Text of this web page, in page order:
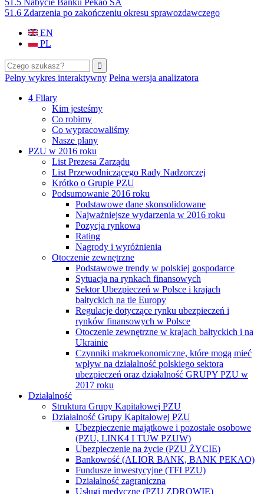
51.6 Zdarzenia po zakończeniu okresu sprawozdawczego
EN
PL
Formularz wyszukiwania
Szukaj
Pełny wykres interaktywny Pełna wersja analizatora
4 Filary
Kim jesteśmy
Co robimy
Co wypracowaliśmy
Nasze plany
PZU w 2016 roku
List Prezesa Zarządu
List Przewodniczącego Rady Nadzorczej
Krótko o Grupie PZU
Podsumowanie 2016 roku
Podstawowe dane skonsolidowane
Najważniejsze wydarzenia w 2016 roku
Pozycja rynkowa
Rating
Nagrody i wyróżnienia
Otoczenie zewnętrzne
Podstawowe trendy w polskiej gospodarce
Sytuacja na rynkach finansowych
Sektor Ubezpieczeń w Polsce i krajach
bałtyckich na tle Europy
Regulacje dotyczące rynku ubezpieczeń i
rynków finansowych w Polsce
Otoczenie zewnętrzne w krajach bałtyckich i na
Ukrainie
Czynniki makroekonomiczne, które mogą mieć
wpływ na działalność polskiego sektora
ubezpieczeń oraz działalność GRUPY PZU w
2017 roku
Działalność
Struktura Grupy Kapitałowej PZU
Działalność Grupy Kapitałowej PZU
Ubezpieczenie majątkowe i pozostałe osobowe
(PZU, LINK4 I TUW PZUW)
Ubezpieczenie na życie (PZU ŻYCIE)
Bankowość (ALIOR BANK, BANK PEKAO)
Fundusze inwestycyjne (TFI PZU)
Działalność zagraniczna
Usługi medyczne (PZU ZDROWIE)